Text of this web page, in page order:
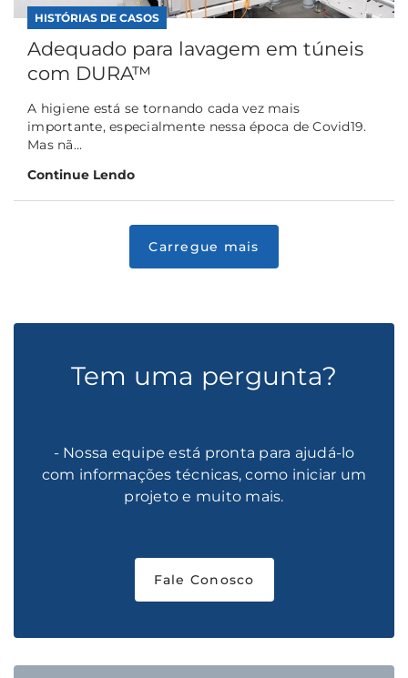
HISTÓRIAS DE CASOS
Adequado para lavagem em túneis
com DURA™
A higiene está se tornando cada vez mais
importante, especialmente nessa época de Covid19.
Mas nã...
Continue Lendo
Tem uma pergunta?
- Nossa equipe está pronta para ajudá-lo
com informações técnicas, como iniciar um
projeto e muito mais.
Fale Conosco